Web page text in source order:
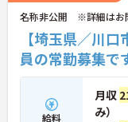
名称非公開 ※詳細はお
【埼玉県／川
員の常勤募集で
給料
月収
み）